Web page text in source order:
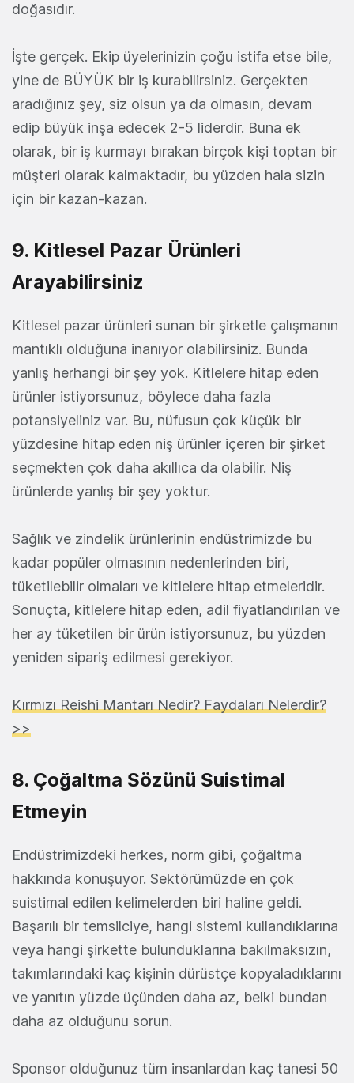
doğasıdır.
İşte gerçek. Ekip üyelerinizin çoğu istifa etse bile,
yine de BÜYÜK bir iş kurabilirsiniz. Gerçekten
aradığınız şey, siz olsun ya da olmasın, devam
edip büyük inşa edecek 2-5 liderdir. Buna ek
olarak, bir iş kurmayı bırakan birçok kişi toptan bir
müşteri olarak kalmaktadır, bu yüzden hala sizin
için bir kazan-kazan.
9. Kitlesel Pazar Ürünleri
Arayabilirsiniz
Kitlesel pazar ürünleri sunan bir şirketle çalışmanın
mantıklı olduğuna inanıyor olabilirsiniz. Bunda
yanlış herhangi bir şey yok. Kitlelere hitap eden
ürünler istiyorsunuz, böylece daha fazla
potansiyeliniz var. Bu, nüfusun çok küçük bir
yüzdesine hitap eden niş ürünler içeren bir şirket
seçmekten çok daha akıllıca da olabilir. Niş
ürünlerde yanlış bir şey yoktur.
Sağlık ve zindelik ürünlerinin endüstrimizde bu
kadar popüler olmasının nedenlerinden biri,
tüketilebilir olmaları ve kitlelere hitap etmeleridir.
Sonuçta, kitlelere hitap eden, adil fiyatlandırılan ve
her ay tüketilen bir ürün istiyorsunuz, bu yüzden
yeniden sipariş edilmesi gerekiyor.
Kırmızı Reishi Mantarı Nedir? Faydaları Nelerdir?
>>
8. Çoğaltma Sözünü Suistimal
Etmeyin
Endüstrimizdeki herkes, norm gibi, çoğaltma
hakkında konuşuyor. Sektörümüzde en çok
suistimal edilen kelimelerden biri haline geldi.
Başarılı bir temsilciye, hangi sistemi kullandıklarına
veya hangi şirkette bulunduklarına bakılmaksızın,
takımlarındaki kaç kişinin dürüstçe kopyaladıklarını
ve yanıtın yüzde üçünden daha az, belki bundan
daha az olduğunu sorun.
Sponsor olduğunuz tüm insanlardan kaç tanesi 50